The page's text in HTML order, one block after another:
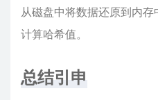
从磁盘中将数据还原到内
计算哈希值。
总结引申